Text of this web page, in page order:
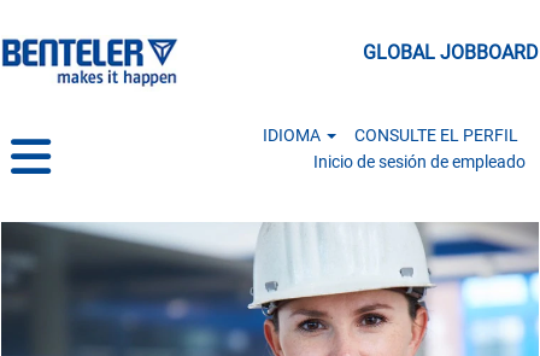
GLOBAL JOBBOARD
IDIOMA
CONSULTE EL PERFIL
Inicio de sesión de empleado